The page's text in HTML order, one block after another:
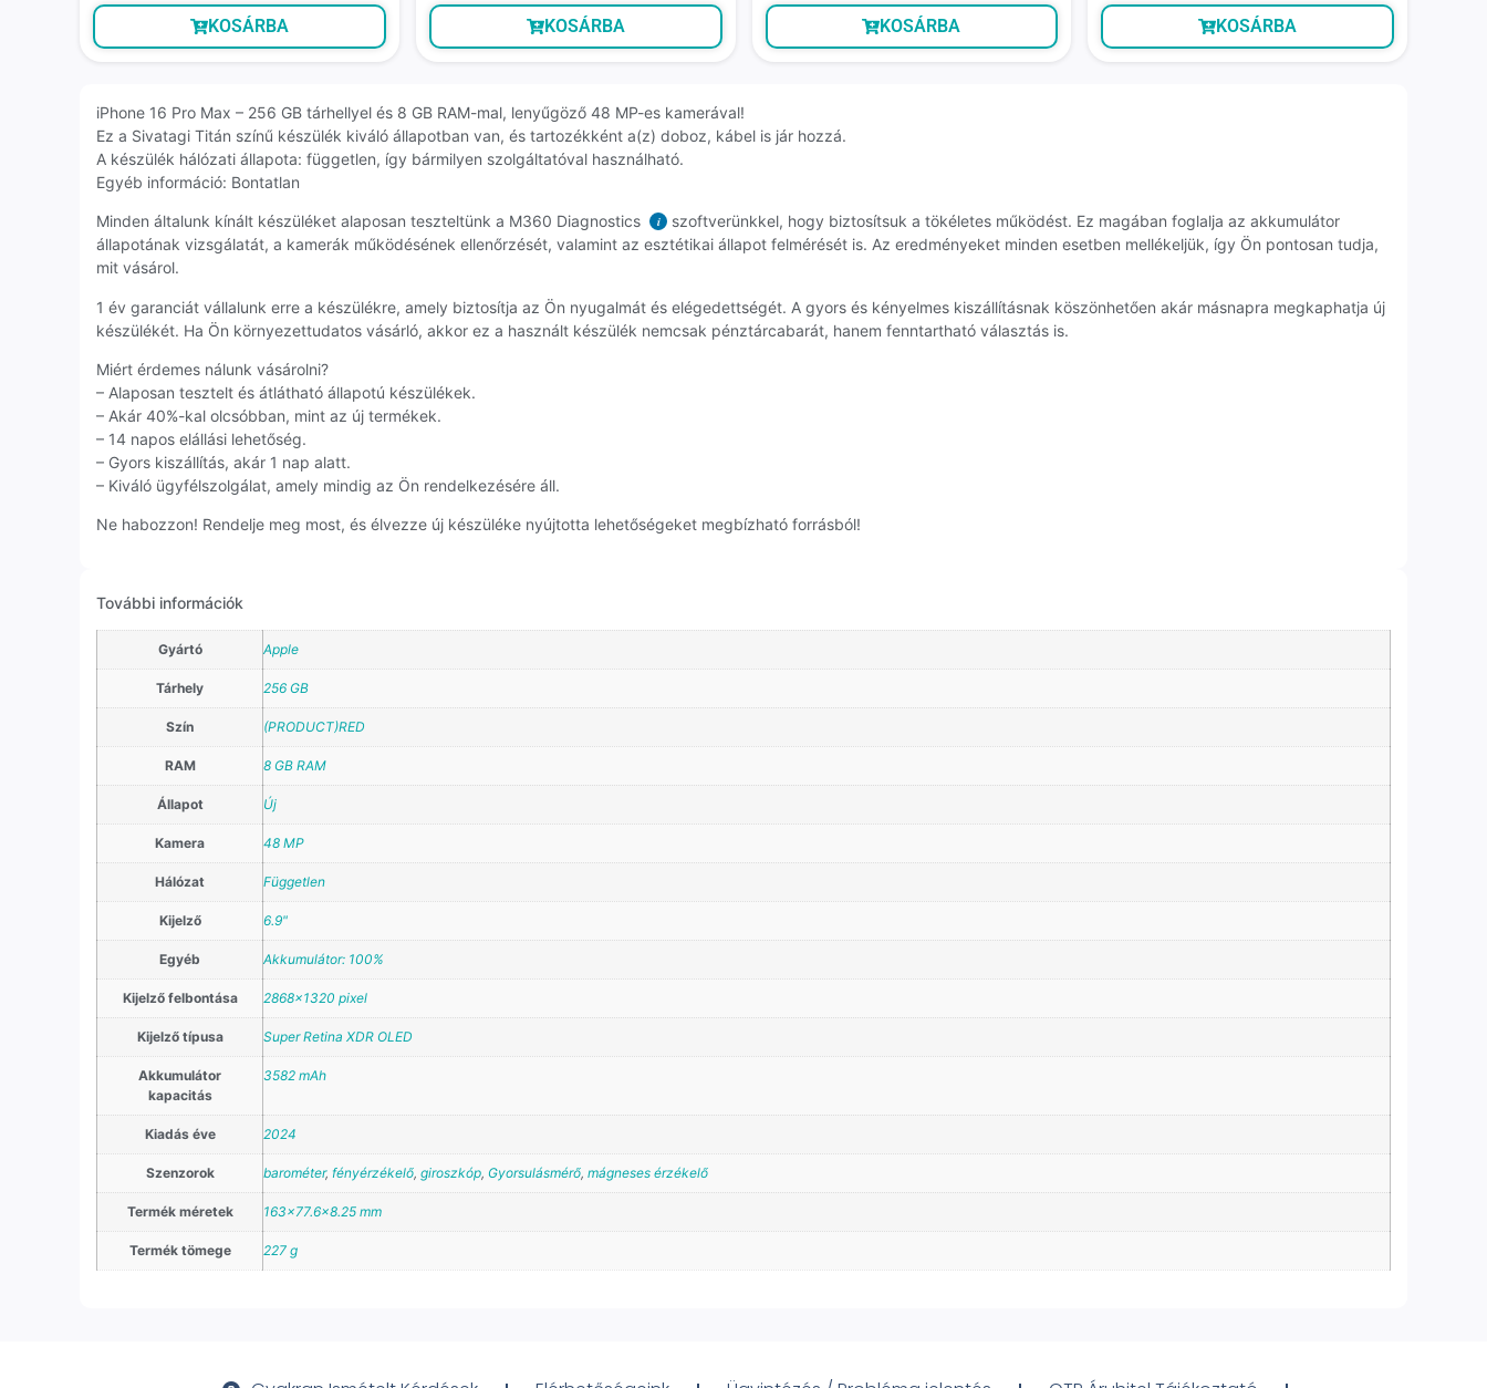
KOSÁRBA KOSÁRBA KOSÁRBA KOSÁRBA
iPhone 16 Pro Max – 256 GB tárhellyel és 8 GB RAM-mal, lenyűgöző 48 MP-es kamerával!
Ez a Sivatagi Titán színű készülék kiváló állapotban van, és tartozékként a(z) doboz, kábel is jár hozzá.
A készülék hálózati állapota: független, így bármilyen szolgáltatóval használható.
Egyéb információ: Bontatlan
Minden általunk kínált készüléket alaposan teszteltünk a M360 Diagnostics i
szoftverünkkel, hogy biztosítsuk a tökéletes működést. Ez magában foglalja az akkumulátor
állapotának vizsgálatát, a kamerák működésének ellenőrzését, valamint az esztétikai állapot felmérését is. Az eredményeket minden esetben mellékeljük, így Ön pontosan tudja,
mit vásárol.
1 év garanciát vállalunk erre a készülékre, amely biztosítja az Ön nyugalmát és elégedettségét. A gyors és kényelmes kiszállításnak köszönhetően akár másnapra megkaphatja új
készülékét. Ha Ön környezettudatos vásárló, akkor ez a használt készülék nemcsak pénztárcabarát, hanem fenntartható választás is.
Miért érdemes nálunk vásárolni?
– Alaposan tesztelt és átlátható állapotú készülékek.
– Akár 40%-kal olcsóbban, mint az új termékek.
– 14 napos elállási lehetőség.
– Gyors kiszállítás, akár 1 nap alatt.
– Kiváló ügyfélszolgálat, amely mindig az Ön rendelkezésére áll.
Ne habozzon! Rendelje meg most, és élvezze új készüléke nyújtotta lehetőségeket megbízható forrásból!
További információk
Gyártó Apple
Tárhely 256 GB
Szín (PRODUCT)RED
RAM 8 GB RAM
Állapot Új
Kamera 48 MP
Hálózat Független
Kijelző 6.9"
Egyéb Akkumulátor: 100%
Kijelző felbontása 2868×1320 pixel
Kijelző típusa Super Retina XDR OLED
Akkumulátor
kapacitás
3582 mAh
Kiadás éve 2024
Szenzorok barométer, fényérzékelő, giroszkóp, Gyorsulásmérő, mágneses érzékelő
Termék méretek 163×77.6×8.25 mm
Termék tömege 227 g